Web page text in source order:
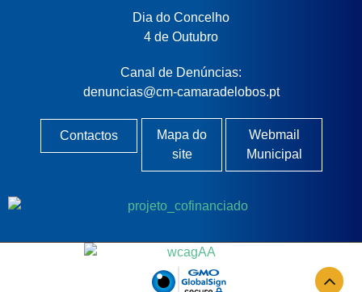
Dia do Concelho
4 de Outubro
Canal de Denúncias:
denuncias@cm-camaradelobos.pt
Contactos
Mapa do
site
Webmail
Municipal